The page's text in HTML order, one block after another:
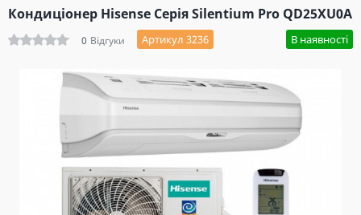
Кондиціонер Hisense Серія Silentium Pro QD25XU0A
0 Відгуки Артикул 3236 В наявності